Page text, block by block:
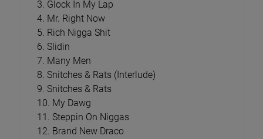
3. Glock In My Lap
4. Mr. Right Now
5. Rich Nigga Shit
6. Slidin
7. Many Men
8. Snitches & Rats (Interlude)
9. Snitches & Rats
10. My Dawg
11. Steppin On Niggas
12. Brand New Draco